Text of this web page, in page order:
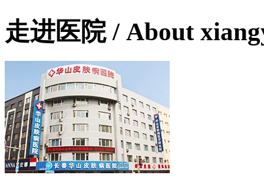
走进医院 / About